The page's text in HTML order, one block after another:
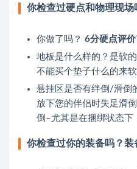
你检查过硬点和物理现场
你做了吗？ 6分硬点评价
地板是什么样的？是软
不能买个垫子什么的来
悬挂区是否有绊倒/滑倒
放下您的伴侣时失足滑
倒–尤其是在捆绑状态下
你检查过你的装备吗？装